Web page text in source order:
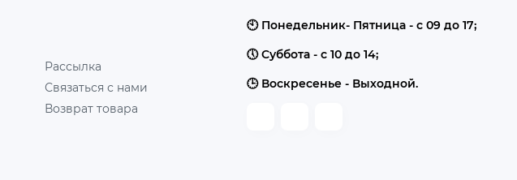
Рассылка
Связаться с нами
Возврат товара
🕙 Понедельник- Пятница - с 09 до 17;
🕔 Суббота - с 10 до 14;
🕒 Воскресенье - Выходной.